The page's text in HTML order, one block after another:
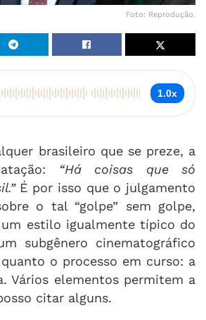
Foto: Reprodução.
1.0x
brasileiro que se preze, a
“Há coisas que só
É por isso que o julgamento
o tal “golpe” sem golpe,
estilo igualmente típico do
subgênero cinematográfico
o processo em curso: a
Vários elementos permitem a
citar alguns.